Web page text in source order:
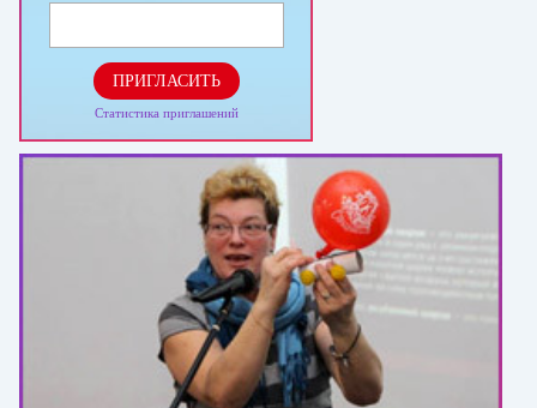
ПРИГЛАСИТЬ
Статистика приглашений